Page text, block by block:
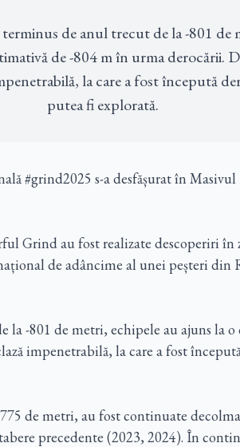
de anul trecut de la -801 de
de -804 m în urma derocării.
la care a fost începută
putea fi explorată.
#grind2025 s-a desfășurat în
Grind au fost realizate descoperiri
de adâncime al unei peșteri
la -801 de metri, echipele au ajuns la
impenetrabilă, la care a fost
de metri, au fost continuate
precedente (2023, 2024). În